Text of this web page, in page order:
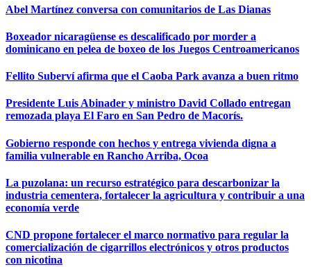
Abel Martínez conversa con comunitarios de Las Dianas
Boxeador nicaragüense es descalificado por morder a
dominicano en pelea de boxeo de los Juegos Centroamericanos
Fellito Suberví afirma que el Caoba Park avanza a buen ritmo
Presidente Luis Abinader y ministro David Collado entregan
remozada playa El Faro en San Pedro de Macorís.
Gobierno responde con hechos y entrega vivienda digna a
familia vulnerable en Rancho Arriba, Ocoa
La puzolana: un recurso estratégico para descarbonizar la
industria cementera, fortalecer la agricultura y contribuir a una
economía verde
CND propone fortalecer el marco normativo para regular la
comercialización de cigarrillos electrónicos y otros productos
con nicotina